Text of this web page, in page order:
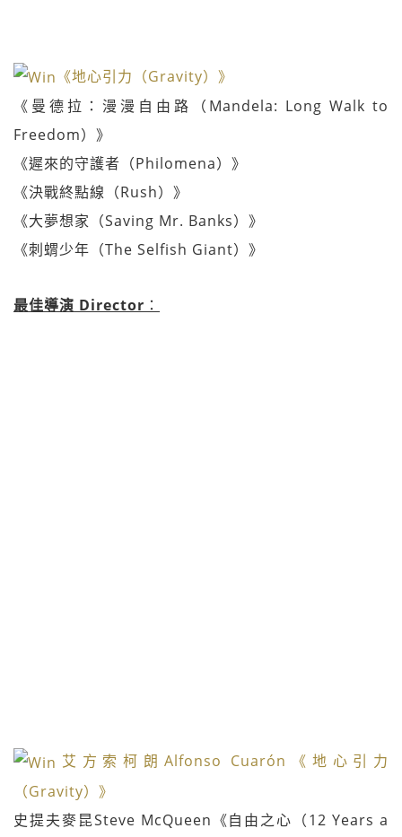
《地心引力（Gravity）》
《曼德拉：漫漫自由路（Mandela: Long Walk to
Freedom）》
《遲來的守護者（Philomena）》
《決戰終點線（Rush）》
《大夢想家（Saving Mr. Banks）》
《刺蝟少年（The Selfish Giant）》
最佳導演 Director ：
艾方索柯朗Alfonso Cuarón《地心引力
（Gravity）》
史提夫麥昆Steve McQueen《自由之心（12 Years a